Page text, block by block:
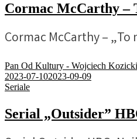
Cormac McCarthy –
Cormac McCarthy –
Pan Od Kultury - Wojciech Kozicki
2023-07-102023-09-09
Seriale
Serial „Outsider”